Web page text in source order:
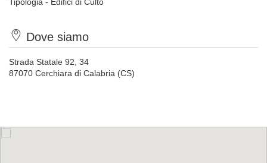
Dove siamo
Strada Statale 92, 34
87070 Cerchiara di Calabria (CS)